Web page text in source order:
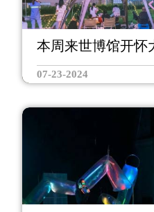
本周来世博馆开怀
07-23-2024